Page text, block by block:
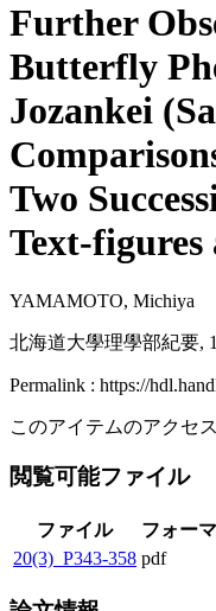
Further
Butterfly
Jozankei
Two
Text-figures
YAMAMOTO, Michiya
北海道大學理學部紀要,
Permalink : https://
このアイテムのアクセ
閲覧可能ファイル
ファイル フォー
20(3)_P343-358 pdf